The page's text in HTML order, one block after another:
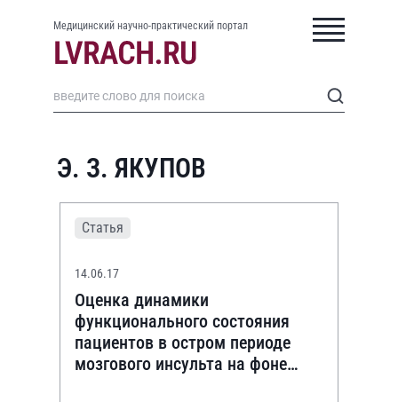
Медицинский научно-практический портал
Э. З. ЯКУПОВ
Статья
14.06.17
Оценка динамики
функционального состояния
пациентов в остром периоде
мозгового инсульта на фоне